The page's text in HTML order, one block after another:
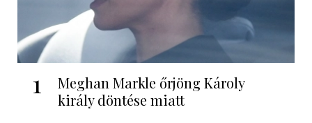
1
Meghan Markle őrjöng Károly
király döntése miatt